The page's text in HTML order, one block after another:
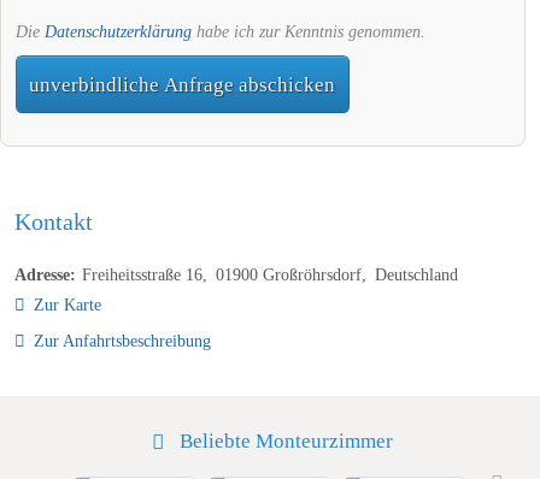
Die Datenschutzerklärung habe ich zur Kenntnis genommen.
unverbindliche Anfrage abschicken
Kontakt
Adresse: Freiheitsstraße 16 01900 Großröhrsdorf
Deutschland
Zur Karte
Zur Anfahrtsbeschreibung
Beliebte Monteurzimmer